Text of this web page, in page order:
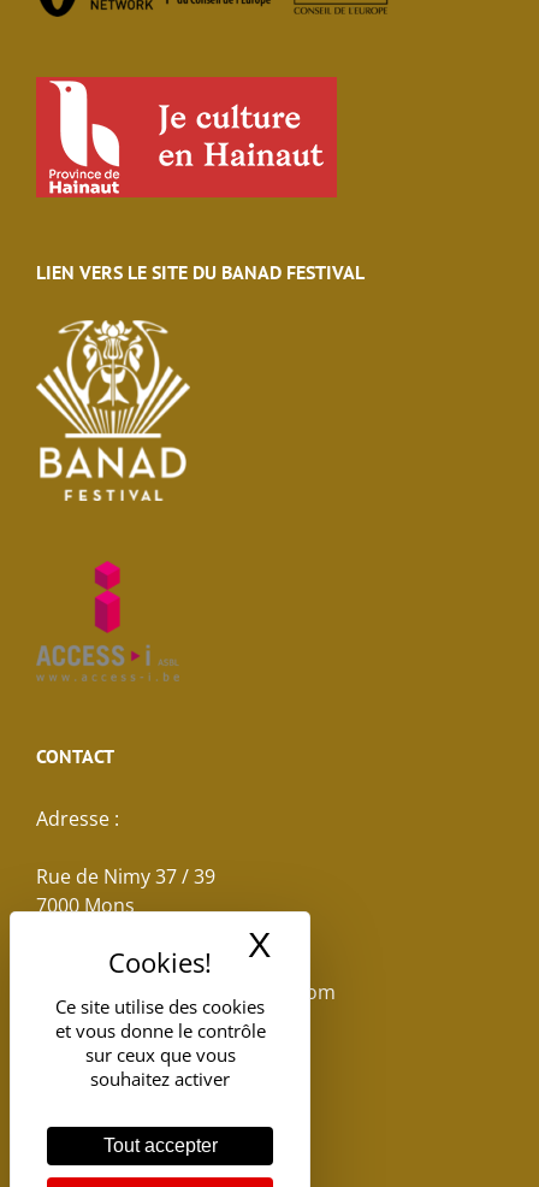
Ce site utilise des cookies
et vous donne le contrôle
sur ceux que vous
souhaitez activer
Tout accepter
X
LIEN VERS LE SITE DU BANAD FESTIVAL
CONTACT
Adresse :
Rue de Nimy 37 / 39
7000 Mons
reservations.losseau@gmail.com
Tel: +32(0)65.398.880